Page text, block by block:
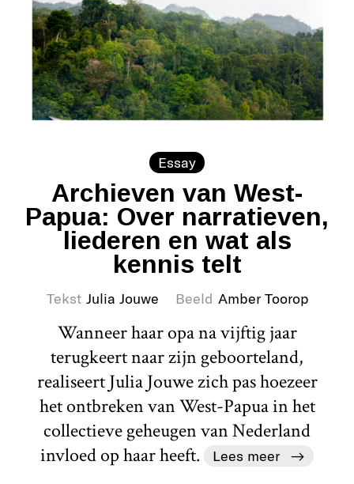
Essay
Archieven van West-
Papua: Over narratieven,
liederen en wat als
kennis telt
Tekst Julia Jouwe Beeld Amber Toorop
Wanneer haar opa na vijftig jaar
terugkeert naar zijn geboorteland,
realiseert Julia Jouwe zich pas hoezeer
het ontbreken van West-Papua in het
collectieve geheugen van Nederland
invloed op haar heeft.
Lees meer